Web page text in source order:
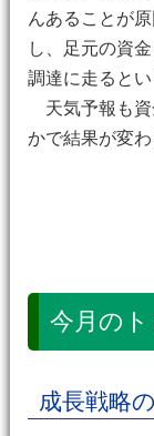
んあることが
し、足元の資
調達に走ると
天気予報も資
かで結果が変
今月の
成長戦略